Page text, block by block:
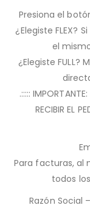
Presiona el
¿Elegiste FLEX?
el
¿Elegiste
.:::::
RECIBIR EL
Para facturas, al
todos
Razón Social